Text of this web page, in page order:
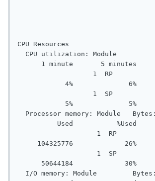
CPU Resources
CPU utilization: Module
1 minute       5 minutes
1  RP
4%              6%
1  SP
5%              5%
Processor memory: Module
Used           %Used
1  RP
104325776             26%
1  SP
50644184             30%
I/O memory: Module